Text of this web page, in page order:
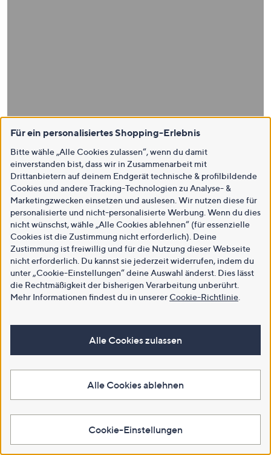
Für ein personalisiertes Shopping-Erlebnis
Bitte wähle „Alle Cookies zulassen“, wenn du damit
einverstanden bist, dass wir in Zusammenarbeit mit
Drittanbietern auf deinem Endgerät technische & profilbildende
Cookies und andere Tracking-Technologien zu Analyse- &
Marketingzwecken einsetzen und auslesen. Wir nutzen diese für
personalisierte und nicht-personalisierte Werbung. Wenn du dies
nicht wünschst, wähle „Alle Cookies ablehnen“ (für essenzielle
Cookies ist die Zustimmung nicht erforderlich). Deine
Zustimmung ist freiwillig und für die Nutzung dieser Webseite
nicht erforderlich. Du kannst sie jederzeit widerrufen, indem du
unter „Cookie-Einstellungen“ deine Auswahl änderst. Dies lässt
die Rechtmäßigkeit der bisherigen Verarbeitung unberührt.
Mehr Informationen findest du in unsererCookie-Richtlinie
Alle Cookies zulassen
Alle Cookies ablehnen
Cookie-Einstellungen